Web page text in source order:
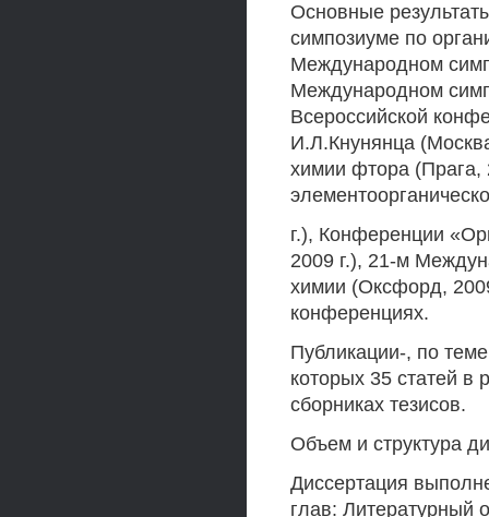
Основные
симпозиуме по
Международном
Международном
Всероссийской
И.Л.Кнунянца
химии фтора (Прага,
г.), Конференции
2009 г.), 21-м
химии (Оксфорд,
конференциях.
Публикации-, по
которых 35 статей в
сборниках тезисов.
Объем и структура
Диссертация
глав: Литературный